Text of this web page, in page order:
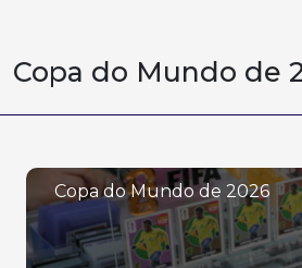
Copa do Mundo de
Copa do Mundo de 2026